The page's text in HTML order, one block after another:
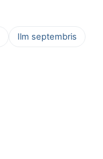
Ilm septembris